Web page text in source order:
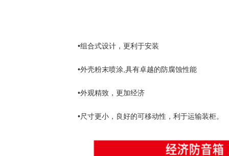
•组合式设计，更利于安装
•外壳粉末喷涂,具有卓越的防腐蚀性能
•外观精致，更加经济
•尺寸更小，良好的可移动性，利于运输装柜。